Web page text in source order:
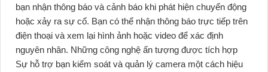
bạn nhận thông báo và cảnh báo khi phát hiện chuyển động
hoặc xảy ra sự cố. Bạn có thể nhận thông báo trực tiếp trên
điện thoại và xem lại hình ảnh hoặc video để xác định
nguyên nhân. Những công nghệ ấn tượng được tích hợp
Sự hỗ trợ bạn kiểm soát và quản lý camera một cách hiệu